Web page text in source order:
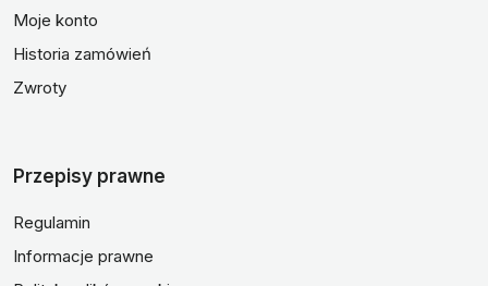
Moje konto
Historia zamówień
Zwroty
Przepisy prawne
Regulamin
Informacje prawne